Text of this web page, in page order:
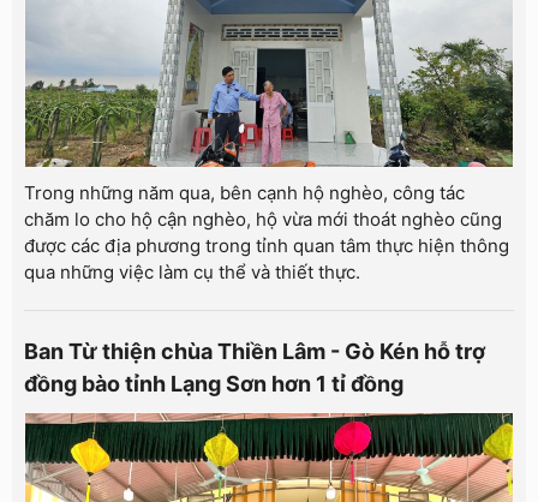
Trong những năm qua, bên cạnh hộ nghèo, công tác
chăm lo cho hộ cận nghèo, hộ vừa mới thoát nghèo cũng
được các địa phương trong tỉnh quan tâm thực hiện thông
qua những việc làm cụ thể và thiết thực.
Ban Từ thiện chùa Thiền Lâm - Gò Kén hỗ trợ
đồng bào tỉnh Lạng Sơn hơn 1 tỉ đồng